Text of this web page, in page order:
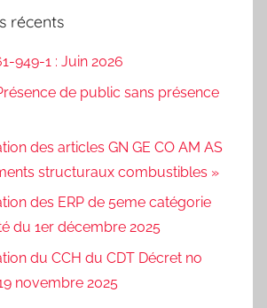
récents
949-1 : Juin 2026
de public sans présence
des articles GN GE CO AM AS
structuraux combustibles »
des ERP de 5eme catégorie
du 1er décembre 2025
du CCH du CDT Décret no
novembre 2025